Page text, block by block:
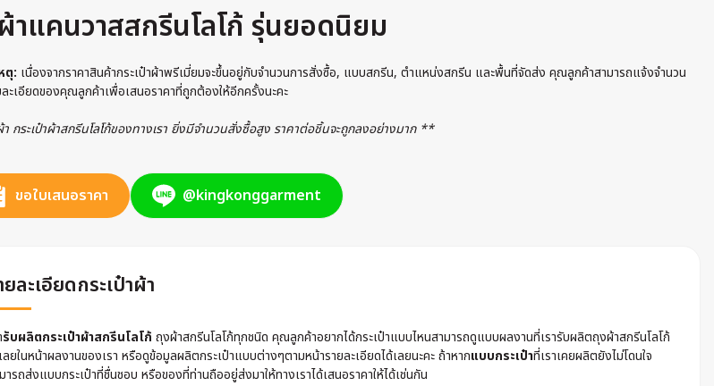
าแคนวาสสกรีนโลโก้ รุ่นยอดนิยม
ตุ: เนื่องจากราคาสินค้ากระเป๋าผ้าพรีเมี่ยมจะขึ้นอยู่กับจำนวนการสั่งซื้อ, แบบสกรีน, ตำแหน่งสกรีน และพื้นที่จัดส่ง คุณลูกค้าสามารถแจ้งจำนวน
ะเอียดของคุณลูกค้าเพื่อเสนอราคาที่ถูกต้องให้อีกครั้งนะคะ
กระเป๋าผ้าสกรีนโลโก้ของทางเรา ยิ่งมีจำนวนสั่งซื้อสูง ราคาต่อชิ้นจะถูกลงอย่างมาก **
ขอใบเสนอราคา @kingkonggarment
ยละเอียดกระเป๋าผ้า
รับผลิตกระเป๋าผ้าสกรีนโลโก้ ถุงผ้าสกรีนโลโก้ทุกชนิด คุณลูกค้าอยากได้กระเป๋าแบบไหนสามารถดูแบบผลงานที่เรารับผลิตถุงผ้าสกรีนโลโก้
ลยในหน้าผลงานของเรา หรือดูข้อมูลผลิตกระเป๋าแบบต่างๆตามหน้ารายละเอียดได้เลยนะคะ ถ้าหากแบบกระเป๋าที่เราเคยผลิตยังไม่โดนใจ
ารถส่งแบบกระเป๋าที่ชื่นชอบ หรือของที่ท่านถืออยู่ส่งมาให้ทางเราได้เสนอราคาให้ได้เช่นกัน